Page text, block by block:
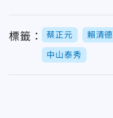
標籤： 蔡正元 賴清德
中山泰秀